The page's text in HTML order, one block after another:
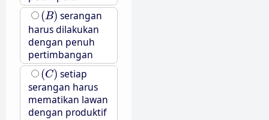
(B)
(B) serangan
harus dilakukan
dengan penuh
pertimbangan
(C)
(C) setiap
serangan harus
mematikan lawan
dengan produktif